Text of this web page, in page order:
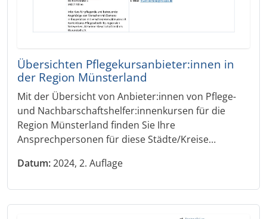
Übersichten Pflegekursanbieter:innen in
der Region Münsterland
Mit der Übersicht von Anbieter:innen von Pflege-
und Nachbarschaftshelfer:innenkursen für die
Region Münsterland finden Sie Ihre
Ansprechpersonen für diese Städte/Kreise…
Datum:2024, 2. Auflage